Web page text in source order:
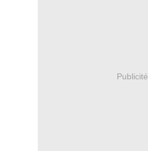
Publicité